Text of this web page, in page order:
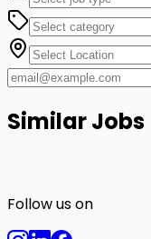
Similar Jobs
Follow us on